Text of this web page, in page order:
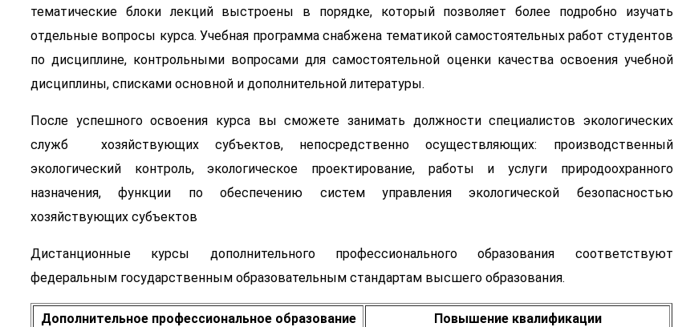
тематические блоки лекций выстроены в порядке, который позволяет более подробно изучать
отдельные вопросы курса. Учебная программа снабжена тематикой самостоятельных работ студентов
по дисциплине, контрольными вопросами для самостоятельной оценки качества освоения учебной
дисциплины, списками основной и дополнительной литературы.
После успешного освоения курса вы сможете занимать должности специалистов экологических
служб хозяйствующих субъектов, непосредственно осуществляющих: производственный
экологический контроль, экологическое проектирование, работы и услуги природоохранного
назначения, функции по обеспечению систем управления экологической безопасностью
хозяйствующих субъектов
Дистанционные курсы дополнительного профессионального образования соответствуют
федеральным государственным образовательным стандартам высшего образования.
Дополнительное профессиональное образование
Повышение квалификации